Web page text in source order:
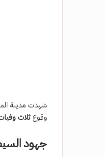
شهدت مدينة
وقوعثلاث
جهود